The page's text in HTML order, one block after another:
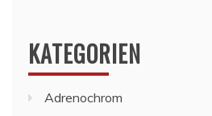
KATEGORIEN
Adrenochrom